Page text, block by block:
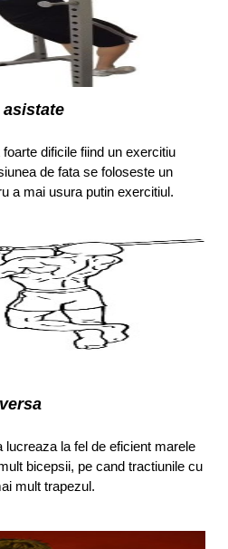
dificile fiind un exercitiu
de fata se foloseste un
a mai usura putin exercitiul.
la fel de eficient marele
bicepsii, pe cand tractiunile cu
mult trapezul.